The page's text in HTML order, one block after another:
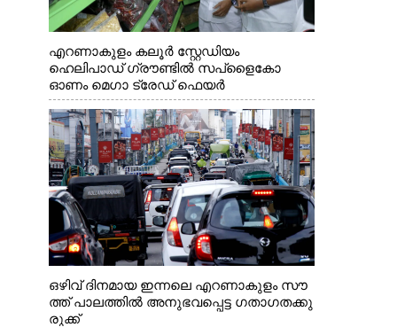
എറണാകുളം കലൂർ സ്റ്റേഡിയം
ഹെലിപാഡ് ഗ്രൗണ്ടിൽ സപ്ളൈകോ
ഓണം മെഗാ ട്രേഡ് ഫെയർ
സംസ്ഥാനതല ഉദ്ഘാടനം നിർവഹിച്ച്
സ്റ്റാൾ സന്ദർശിക്കുന്ന മുഖ്യമന്ത്രി വി.ഡി.
സതീശൻ. മന്ത്രി അനൂപ് ജേക്കബ് സമീപം
ഒഴിവ് ദിനമായ ഇന്നലെ എറണാകുളം സൗ
ത്ത് പാലത്തിൽ അനുഭവപ്പെട്ട ഗതാഗതക്കു
രുക്ക്